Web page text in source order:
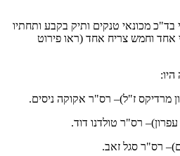
מכונאי טנקים ותיק בקבע ותחתיו
אחד וחמש צריח אחד (ראו פירוט
מרדיקס ז"ל)– רס"ר אקוקה ניסים.
רס"ר טולדנו דוד.
רס"ר סגל זאב.